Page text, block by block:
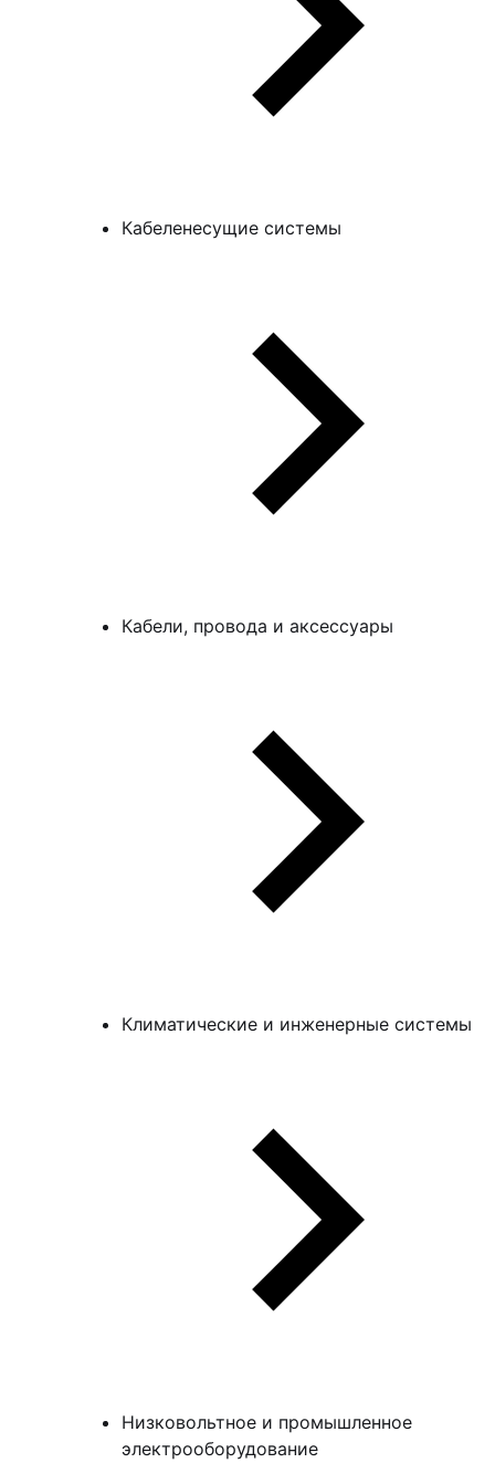
Кабеленесущие системы
Кабели, провода и аксессуары
Климатические и инженерные системы
Низковольтное и промышленное
электрооборудование